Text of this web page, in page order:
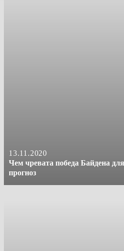
13.11.2020
Чем чревата победа Байдена
прогноз